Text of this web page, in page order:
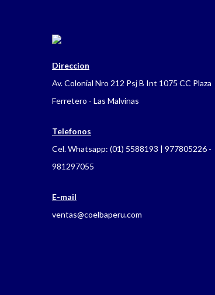
Direccion
Av. Colonial Nro 212 Psj B Int 1075 CC Plaza
Ferretero - Las Malvinas
Telefonos
Cel. Whatsapp: (01) 5588193 | 977805226 -
981297055
E-mail
ventas@coelbaperu.com